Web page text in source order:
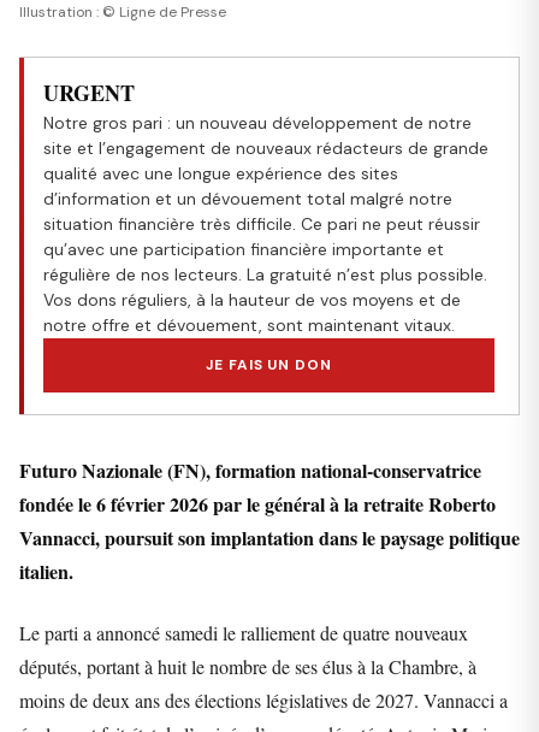
Illustration : © Ligne de Presse
URGENT
Notre gros pari : un nouveau développement de notre
site et l’engagement de nouveaux rédacteurs de grande
qualité avec une longue expérience des sites
d’information et un dévouement total malgré notre
situation financière très difficile. Ce pari ne peut réussir
qu’avec une participation financière importante et
régulière de nos lecteurs. La gratuité n’est plus possible.
Vos dons réguliers, à la hauteur de vos moyens et de
notre offre et dévouement, sont maintenant vitaux.
JE FAIS UN DON
Futuro Nazionale (FN), formation national-conservatrice
fondée le 6 février 2026 par le général à la retraite Roberto
Vannacci, poursuit son implantation dans le paysage politique
italien.
Le parti a annoncé samedi le ralliement de quatre nouveaux
députés, portant à huit le nombre de ses élus à la Chambre, à
moins de deux ans des élections législatives de 2027. Vannacci a